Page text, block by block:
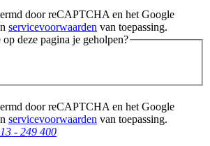
door reCAPTCHA en het Google
servicevoorwaarden van toepassing.
deze pagina je geholpen?
door reCAPTCHA en het Google
servicevoorwaarden van toepassing.
- 249 400